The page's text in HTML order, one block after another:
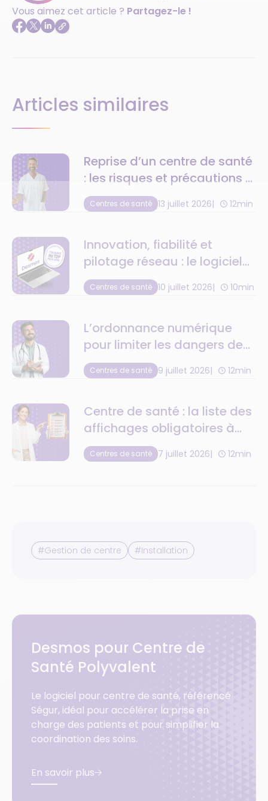
Vous aimez cet article ? Partagez-le !
Articles similaires
Reprise d’un centre de santé
: les risques et précautions à
anticiper
Centres de santé 13 juillet 2026 12min
Innovation, fiabilité et
pilotage réseau : le logiciel
de centre de santé au top
de la tech
Centres de santé 10 juillet 2026 10min
L’ordonnance numérique
pour limiter les dangers de
la retranscription
médicamenteuse
Centres de santé 9 juillet 2026 12min
Centre de santé : la liste des
affichages obligatoires à
respecter
Centres de santé 7 juillet 2026 12min
#Gestion de centre #Installation
Desmos pour Centre de
Santé Polyvalent
Le logiciel pour centre de santé, référencé
Ségur, idéal pour accélérer la prise en
charge des patients et pour simplifier la
coordination des soins.
En savoir plus